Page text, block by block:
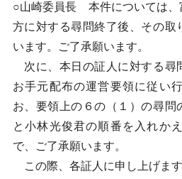
○山崎委員長 本件については、
方に対する尋問終了後、その取
います。ご了承願います。
次に、本日の証人に対する尋
お手元配布の運営要領に従い
お、要領上の６の（１）の尋問
と小林光俊君の順番を入れか
で、ご了承願います。
この際、各証人に申し上げます